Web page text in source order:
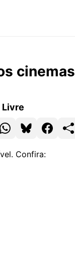
cinemas
Livre
Confira: